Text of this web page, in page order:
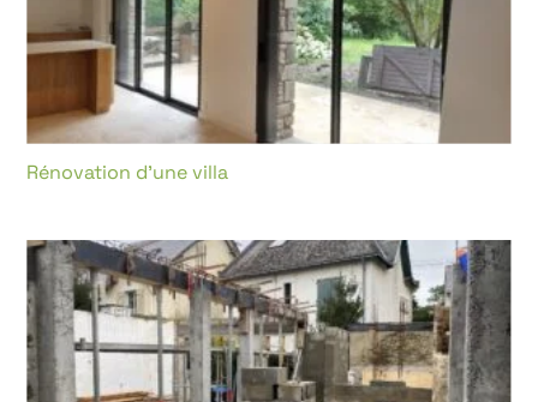
Rénovation d’une villa